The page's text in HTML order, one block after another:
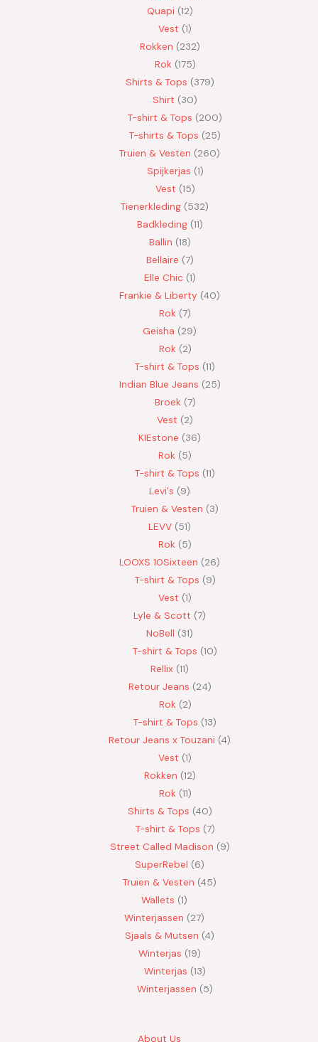
Quapi 12
Vest 1
Rokken 232
Rok 175
Shirts & Tops 379
Shirt
30
T-shirt & Tops
200
T-shirts & Tops
25
Truien & Vesten
260
Spijkerjas 1
Vest 15
Tienerkleding 532
Badkleding 11
Ballin 18
Bellaire 7
Elle Chic 1
Frankie & Liberty 40
Rok 7
Geisha
29
Rok 2
T-shirt & Tops 11
Indian Blue Jeans 25
Broek 7
Vest
2
KIEstone
36
Rok 5
T-shirt & Tops 11
Levi's
9
Truien & Vesten
3
LEVV 51
Rok 5
LOOXS 10Sixteen
26
T-shirt & Tops 9
Vest 1
Lyle & Scott 7
NoBell
31
T-shirt & Tops 10
Rellix 11
Retour Jeans 24
Rok 2
T-shirt & Tops 13
Retour Jeans x Touzani 4
Vest 1
Rokken 12
Rok 11
Shirts & Tops 40
T-shirt & Tops 7
Street Called Madison 9
SuperRebel
6
Truien & Vesten 45
Wallets 1
Winterjassen
27
Sjaals & Mutsen 4
Winterjas 19
Winterjas 13
Winterjassen
5
About Us